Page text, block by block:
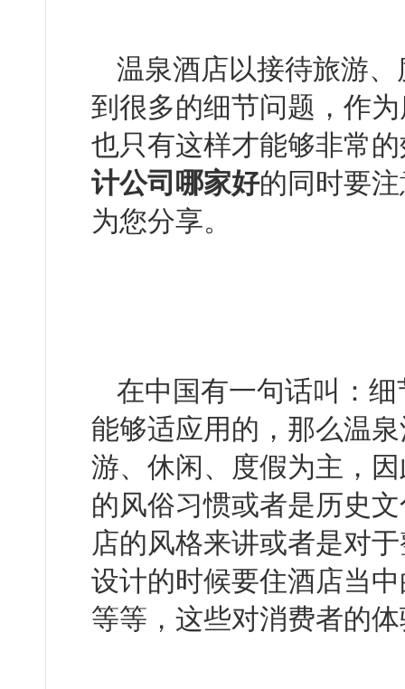
温泉酒店以接待旅游
到很多的细节问题，
也只有这样才能够非常的效
计公司哪家好的同时要注
为您分享。
在中国有一句话叫：
能够适应用的，那么
游、休闲、度假为
的风俗习惯或者是历史文
店的风格来讲或者是对于
设计的时候要住酒店当中
等等，这些对消费者的体